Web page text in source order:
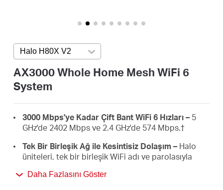
Halo H80X V2 Press enter to open version list
AX3000 Whole Home Mesh WiFi 6
System
3000 Mbps'ye Kadar Çift Bant WiFi 6 Hızları – 5
GHz'de 2402 Mbps ve 2.4 GHz'de 574 Mbps.†
Tek Bir Birleşik Ağ ile Kesintisiz Dolaşım – Halo
üniteleri, tek bir birleşik WiFi adı ve parolasıyla
olarak geçiş yapmak için birlikte çalışır.‡
Daha Fazlasını Göster